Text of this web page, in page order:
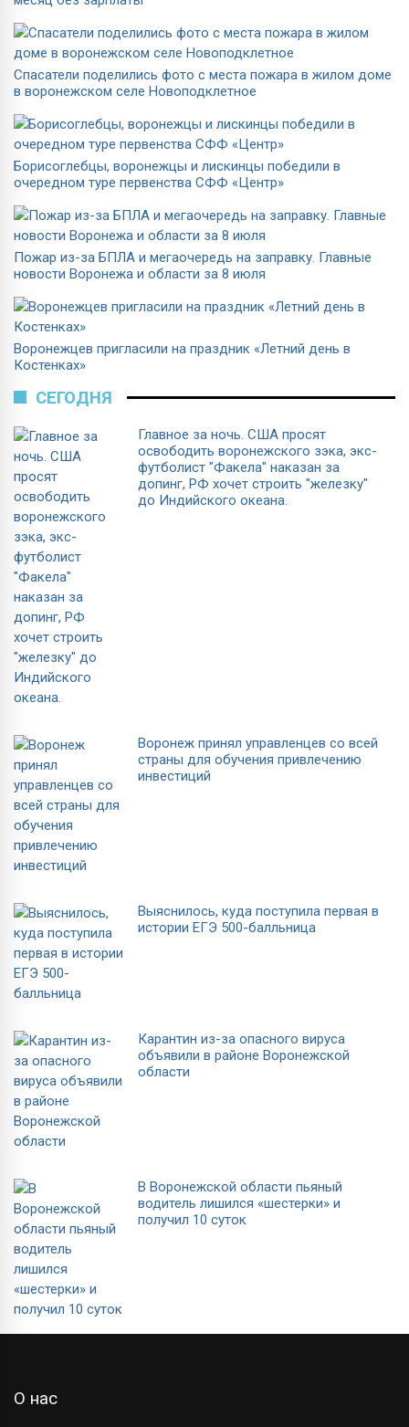
Спасатели поделились фото с места пожара в жилом доме
в воронежском селе Новоподклетное
Борисоглебцы, воронежцы и лискинцы победили в
очередном туре первенства СФФ «Центр»
Пожар из-за БПЛА и мегаочередь на заправку. Главные
новости Воронежа и области за 8 июля
Воронежцев пригласили на праздник «Летний день в
Костенках»
СЕГОДНЯ
Главное за ночь. CША просят
освободить воронежского зэка, экс-
футболист "Факела" наказан за
допинг, РФ хочет строить "железку"
до Индийского океана.
Воронеж принял управленцев со всей
страны для обучения привлечению
инвестиций
Выяснилось, куда поступила первая в
истории ЕГЭ 500-балльница
Карантин из-за опасного вируса
объявили в районе Воронежской
области
В Воронежской области пьяный
водитель лишился «шестерки» и
получил 10 суток
О нас